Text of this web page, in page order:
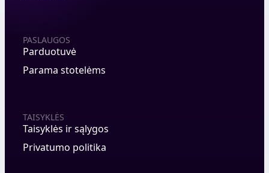
PASLAUGOS
Parduotuvė
Parama stotelėms
TAISYKLĖS
Taisyklės ir sąlygos
Privatumo politika